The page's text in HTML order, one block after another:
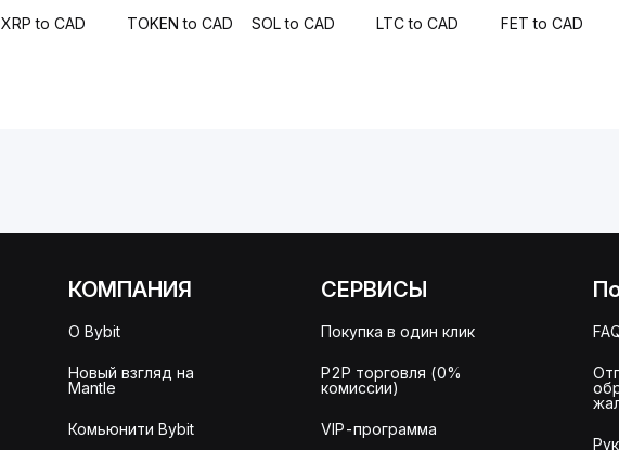
XRP to CAD TOKEN to CAD SOL to CAD LTC to CAD FET to CAD
КОМПАНИЯ
О Bybit
Новый взгляд на
Mantle
Комьюнити Bybit
СЕРВИСЫ
Покупка в один клик
P2P торговля (0%
комиссии)
VIP-программа